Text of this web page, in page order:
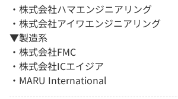
・株式会社ハマエンジニアリング
・株式会社アイワエンジニアリング
▼製造系
・株式会社FMC
・株式会社ICエイジア
・MARU International